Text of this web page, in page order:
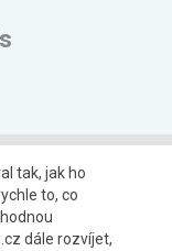
tak, jak ho
to, co
dále rozvíjet,